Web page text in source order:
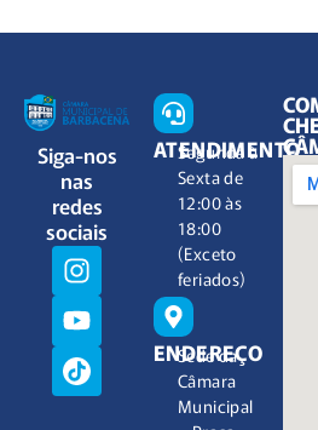
Siga-nos
nas
redes
sociais
ATENDIMENTO
Segunda à
Sexta de
12:00 às
18:00
(Exceto
feriados)
ENDEREÇO
Sede da
Câmara
Municipal